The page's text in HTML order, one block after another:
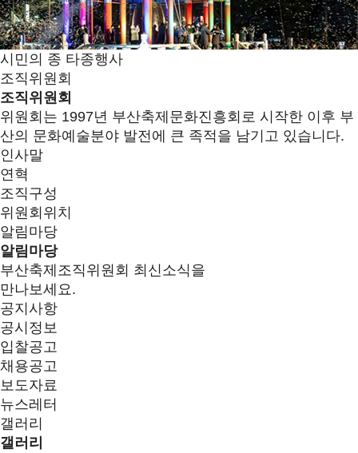
시민의 종 타종행사
조직위원회
조직위원회
위원회는 1997년 부산축제문화진흥회로 시작한 이후 부
산의 문화예술분야 발전에 큰 족적을 남기고 있습니다.
인사말
연혁
조직구성
위원회위치
알림마당
알림마당
부산축제조직위원회 최신소식을
만나보세요.
공지사항
공시정보
입찰공고
채용공고
보도자료
뉴스레터
갤러리
갤러리